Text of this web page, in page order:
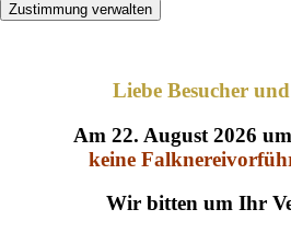
Zustimmung verwalten
Liebe Besucher
Am 22. August 2026
keine
Wir bitten um Ihr